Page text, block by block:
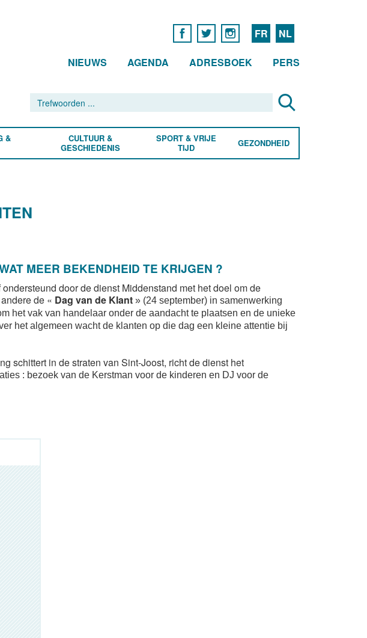
FR NL
NIEUWS AGENDA ADRESBOEK PERS
&
CULTUUR &
GESCHIEDENIS
SPORT & VRIJE
TIJD
GEZONDHEID
MEER BEKENDHEID TE KRIJGEN ?
door de dienst Middenstand met het doel om de
de « Dag van de Klant» (24 september) in samenwerking
het vak van handelaar onder de aandacht te plaatsen en de unieke
het algemeen wacht de klanten op die dag een kleine attentie bij
schittert in de straten van Sint-Joost, richt de dienst het
: bezoek van de Kerstman voor de kinderen en DJ voor de